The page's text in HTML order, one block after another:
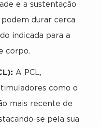
e a sustentação
durar cerca
indicada para a
corpo.
A PCL,
como o
mais recente de
se pela sua